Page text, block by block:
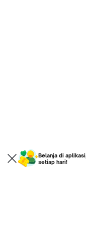
Belanja di
setiap hari!
Product